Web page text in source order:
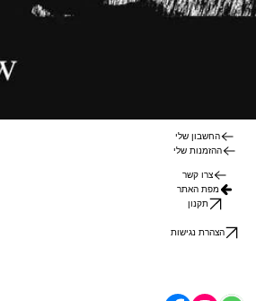
החשבון שלי
ההזמנות שלי
צרו קשר
מפת האתר
תקנון
הצהרת נגישות